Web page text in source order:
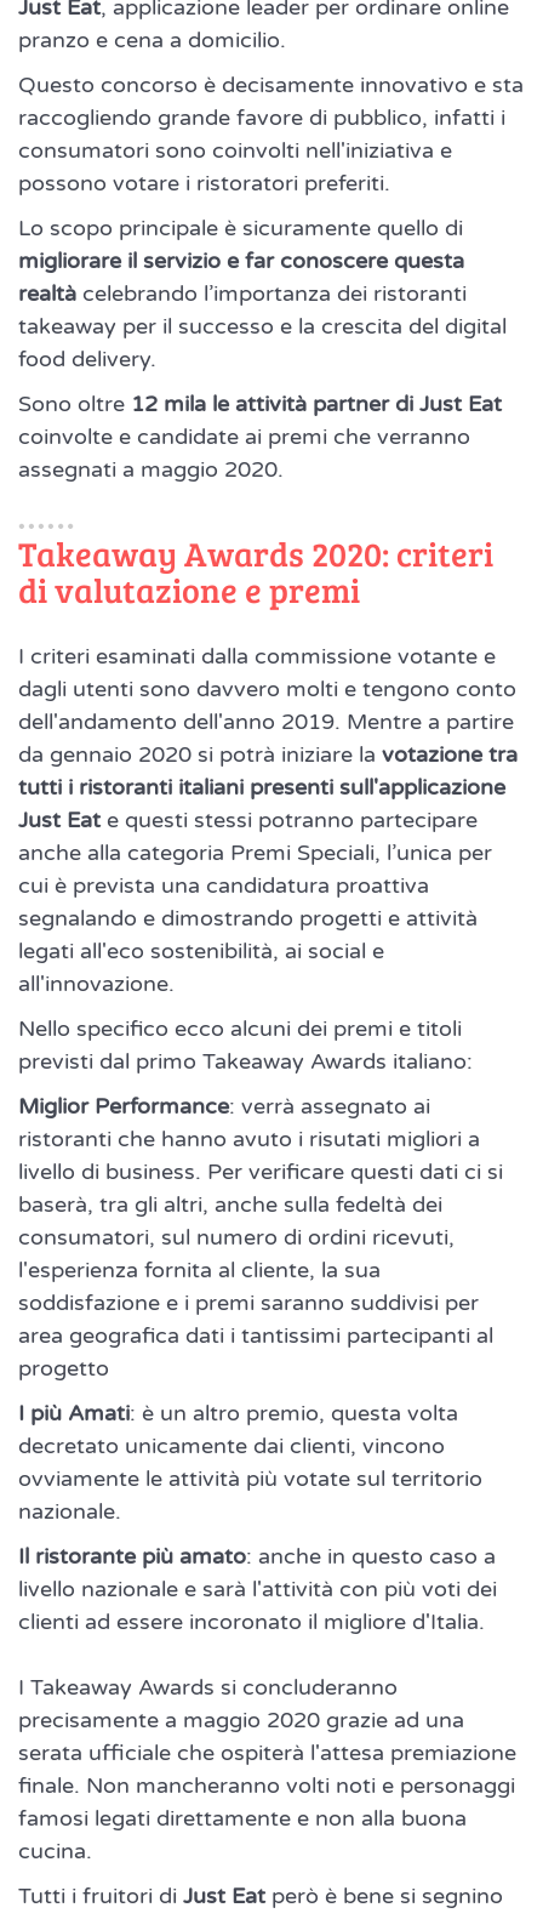
Just Eat, applicazione leader per ordinare online
pranzo e cena a domicilio.
Questo concorso è decisamente innovativo e sta
raccogliendo grande favore di pubblico, infatti i
consumatori sono coinvolti nell'iniziativa e
possono votare i ristoratori preferiti.
Lo scopo principale è sicuramente quello di
migliorare il servizio e far conoscere questa
realtà celebrando l’importanza dei ristoranti
takeaway per il successo e la crescita del digital
food delivery.
Sono oltre 12 mila le attività partner di Just Eat
coinvolte e candidate ai premi che verranno
assegnati a maggio 2020.
Takeaway Awards 2020: criteri
di valutazione e premi
I criteri esaminati dalla commissione votante e
dagli utenti sono davvero molti e tengono conto
dell'andamento dell'anno 2019. Mentre a partire
da gennaio 2020 si potrà iniziare la votazione tra
tutti i ristoranti italiani presenti sull'applicazione
Just Eate questi stessi potranno partecipare
anche alla categoria Premi Speciali, l’unica per
cui è prevista una candidatura proattiva
segnalando e dimostrando progetti e attività
legati all'eco sostenibilità, ai social e
all'innovazione.
Nello specifico ecco alcuni dei premi e titoli
previsti dal primo Takeaway Awards italiano:
Miglior Performance: verrà assegnato ai
ristoranti che hanno avuto i risutati migliori a
livello di business. Per verificare questi dati ci si
baserà, tra gli altri, anche sulla fedeltà dei
consumatori, sul numero di ordini ricevuti,
l'esperienza fornita al cliente, la sua
soddisfazione e i premi saranno suddivisi per
area geografica dati i tantissimi partecipanti al
progetto
I più Amati: è un altro premio, questa volta
decretato unicamente dai clienti, vincono
ovviamente le attività più votate sul territorio
nazionale.
Il ristorante più amato: anche in questo caso a
livello nazionale e sarà l'attività con più voti dei
clienti ad essere incoronato il migliore d'Italia.
I Takeaway Awards si concluderanno
precisamente a maggio 2020 grazie ad una
serata ufficiale che ospiterà l'attesa premiazione
finale. Non mancheranno volti noti e personaggi
famosi legati direttamente e non alla buona
cucina.
Tutti i fruitori di Just Eatperò è bene si segnino